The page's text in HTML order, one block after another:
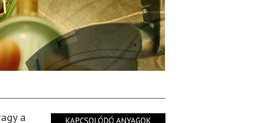
a
KAPCSOLÓDÓ ANYAGOK